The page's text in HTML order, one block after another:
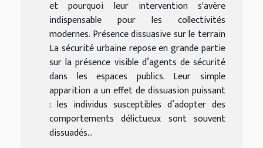
et pourquoi leur intervention s'avère
indispensable pour les collectivités
modernes. Présence dissuasive sur le terrain
La sécurité urbaine repose en grande partie
sur la présence visible d’agents de sécurité
dans les espaces publics. Leur simple
apparition a un effet de dissuasion puissant
: les individus susceptibles d’adopter des
comportements délictueux sont souvent
dissuadés...